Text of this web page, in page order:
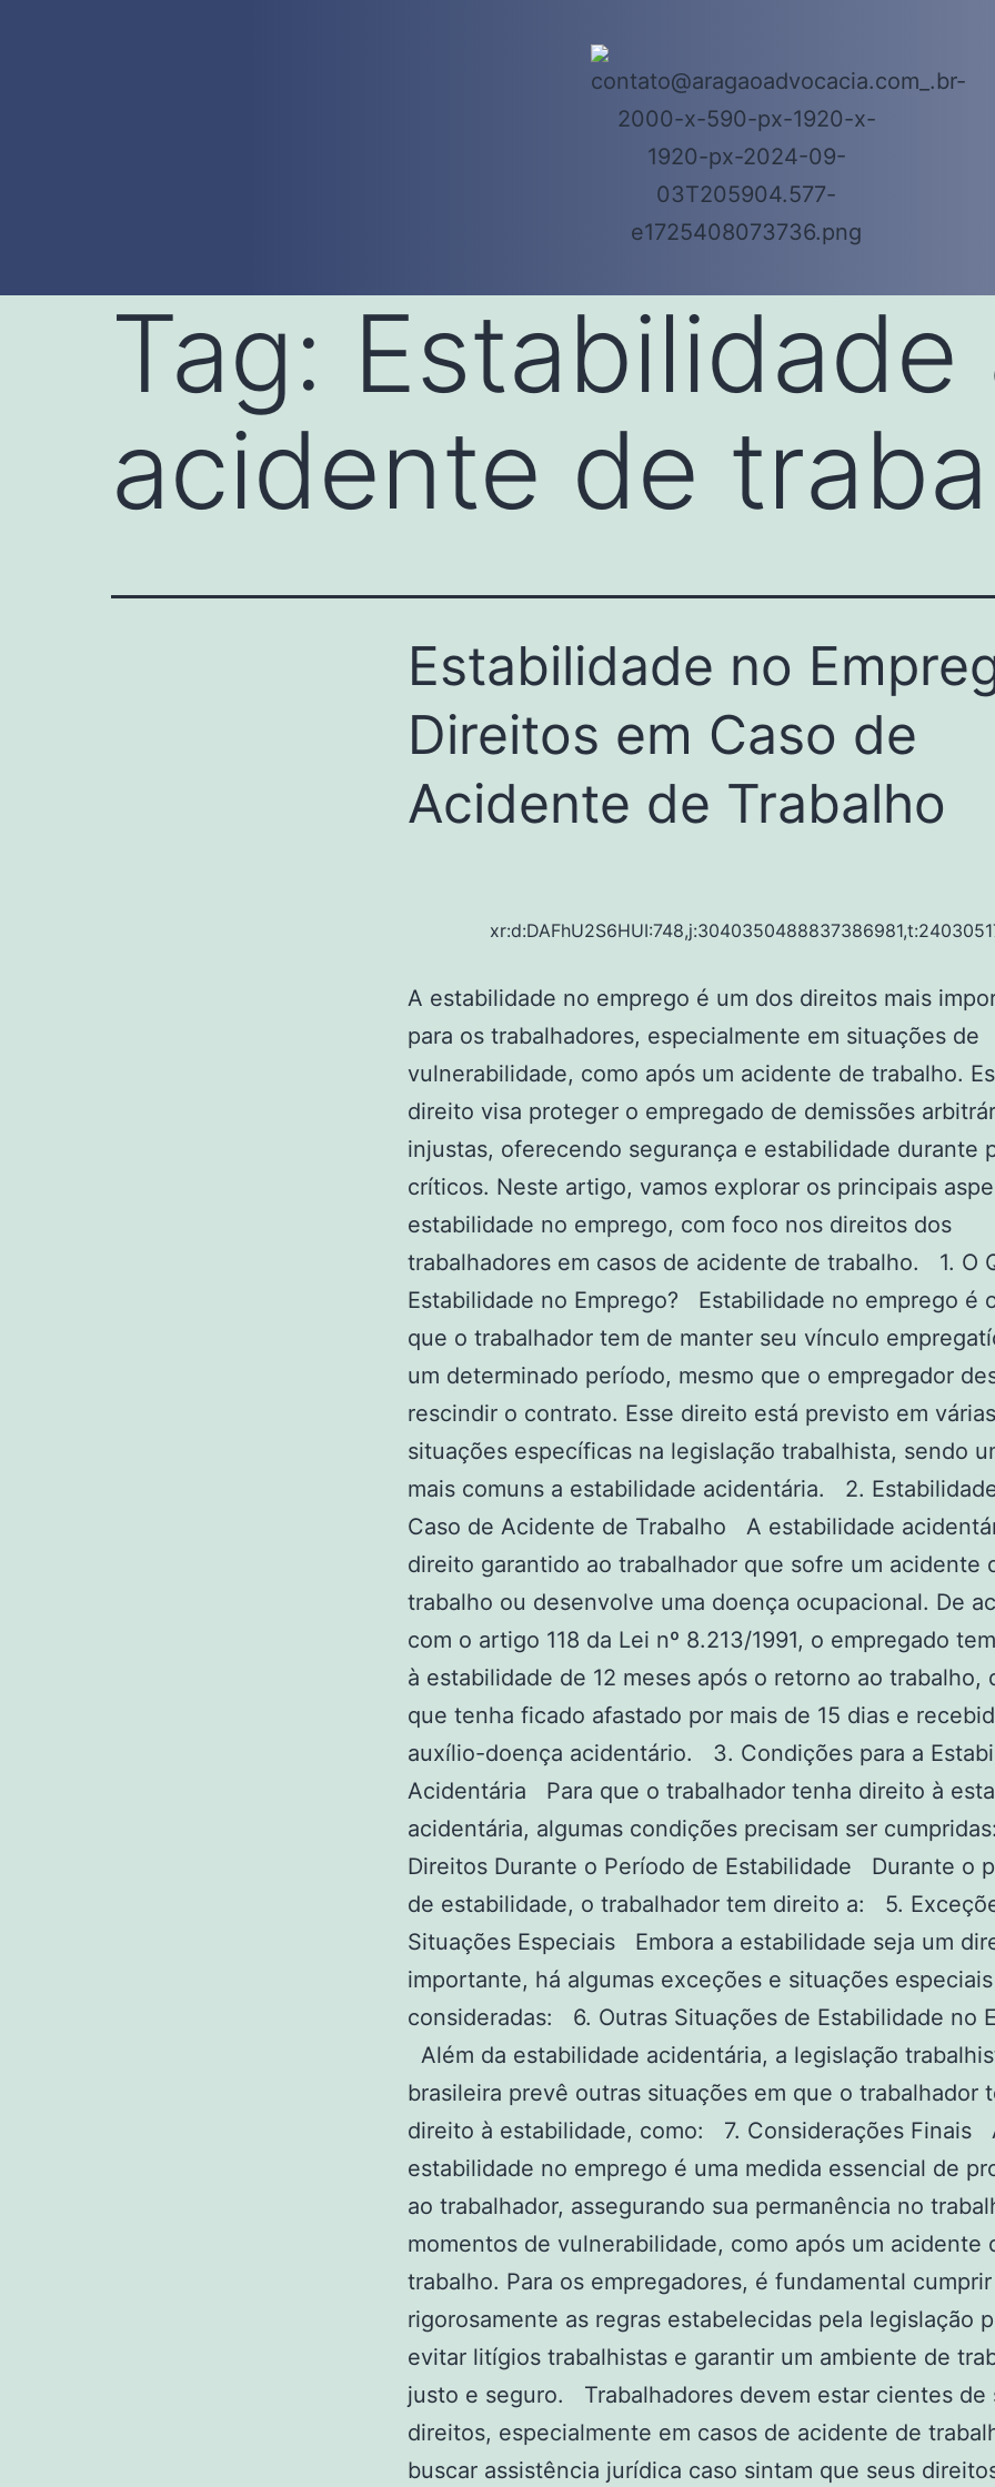
Tag: Estabilidade
acidente de
Estabilidade no
Direitos em Caso de
Acidente de Trabalho
A estabilidade no emprego é um dos direitos mais
para os trabalhadores, especialmente em situações de
vulnerabilidade, como após um acidente de trabalho.
direito visa proteger o empregado de demissões
injustas, oferecendo segurança e estabilidade durante
críticos. Neste artigo, vamos explorar os principais
estabilidade no emprego, com foco nos direitos dos
trabalhadores em casos de acidente de trabalho. 1. O
Estabilidade no Emprego? Estabilidade no emprego é
que o trabalhador tem de manter seu vínculo
um determinado período, mesmo que o empregador
rescindir o contrato. Esse direito está previsto em várias
situações específicas na legislação trabalhista, sendo
mais comuns a estabilidade acidentária. 2.
Caso de Acidente de Trabalho A estabilidade
direito garantido ao trabalhador que sofre um acidente
trabalho ou desenvolve uma doença ocupacional. De
com o artigo 118 da Lei nº 8.213/1991, o empregado
à estabilidade de 12 meses após o retorno ao trabalho,
que tenha ficado afastado por mais de 15 dias e
auxílio-doença acidentário. 3. Condições para a
Acidentária Para que o trabalhador tenha direito à
acidentária, algumas condições precisam ser
Direitos Durante o Período de Estabilidade Durante o
de estabilidade, o trabalhador tem direito a: 5.
Situações Especiais Embora a estabilidade seja um
importante, há algumas exceções e situações
consideradas: 6. Outras Situações de Estabilidade no
Além da estabilidade acidentária, a legislação
brasileira prevê outras situações em que o trabalhador
direito à estabilidade, como: 7. Considerações Finais
estabilidade no emprego é uma medida essencial de
ao trabalhador, assegurando sua permanência no
momentos de vulnerabilidade, como após um acidente
trabalho. Para os empregadores, é fundamental cumprir
rigorosamente as regras estabelecidas pela legislação
evitar litígios trabalhistas e garantir um ambiente de
justo e seguro. Trabalhadores devem estar cientes de
direitos, especialmente em casos de acidente de
buscar assistência jurídica caso sintam que seus